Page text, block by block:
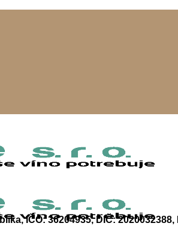
IČO: 36204935, DIČ: 2020032388,